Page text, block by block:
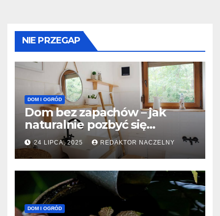
NIE PRZEGAP
DOM I OGRÓD
Dom bez zapachów – jak
naturalnie pozbyć się
nieprzyjemnych woni z
łazienki i kanalizacji?
24 LIPCA, 2025 REDAKTOR NACZELNY
DOM I OGRÓD